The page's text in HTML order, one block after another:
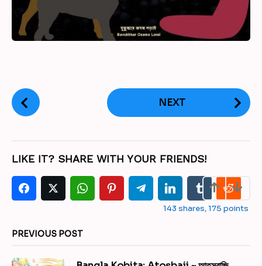
P
o
P
a
g
i
a
NEXT
LIKE IT? SHARE WITH YOUR FRIENDS!
143 shares,175 points
PREVIOUS POST